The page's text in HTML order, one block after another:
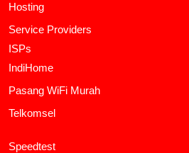
Hosting
Service Providers
ISPs
IndiHome
Pasang WiFi Murah
Telkomsel
Speedtest